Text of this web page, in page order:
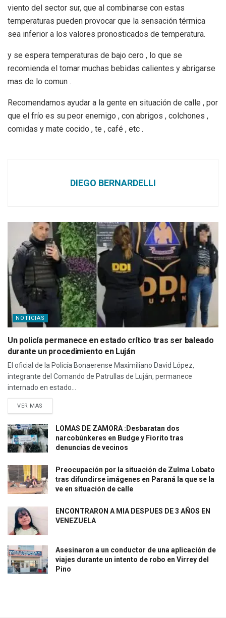
viento del sector sur, que al combinarse con estas
temperaturas pueden provocar que la sensación térmica
sea inferior a los valores pronosticados de temperatura.
y se espera temperaturas de bajo cero , lo que se
recomienda el tomar muchas bebidas calientes y abrigarse
mas de lo comun .
Recomendamos ayudar a la gente en situación de calle , por
que el frío es su peor enemigo , con abrigos , colchones ,
comidas y mate cocido , te , café , etc .
DIEGO BERNARDELLI
NOTICIAS
Un policía permanece en estado crítico tras ser baleado
durante un procedimiento en Luján
El oficial de la Policía Bonaerense Maximiliano David López,
integrante del Comando de Patrullas de Luján, permanece
internado en estado...
VER MAS
LOMAS DE ZAMORA :Desbaratan dos
narcobúnkeres en Budge y Fiorito tras
denuncias de vecinos
Preocupación por la situación de Zulma Lobato
tras difundirse imágenes en Paraná la que se la
ve en situación de calle
ENCONTRARON A MIA DESPUES DE 3 AÑOS EN
VENEZUELA
Asesinaron a un conductor de una aplicación de
viajes durante un intento de robo en Virrey del
Pino